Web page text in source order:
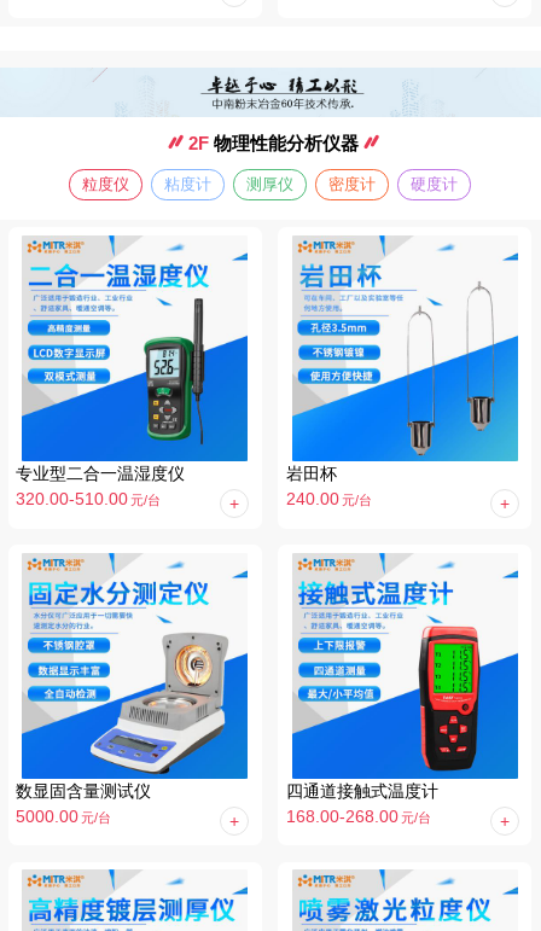
2F 物理性能分析仪器
粒度仪 粘度计 测厚仪 密度计 硬度计
专业型二合一温湿度仪
320.00-510.00 元/台
岩田杯
240.00元/台
数显固含量测试仪
5000.00 元/台
四通道接触式温度计
168.00-268.00元/台